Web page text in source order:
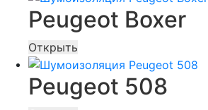
Peugeot Boxer
Открыть
Peugeot 508